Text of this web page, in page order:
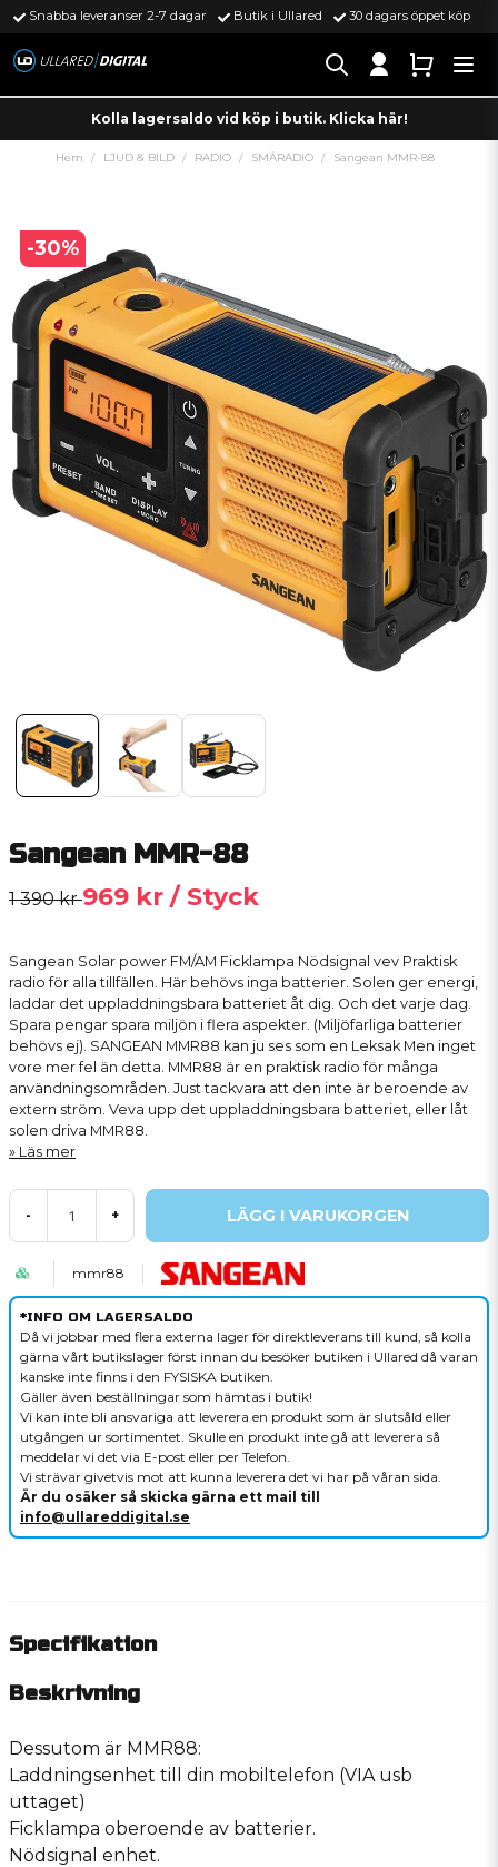
Snabba leveranser 2-7 dagar Butik i Ullared 30 dagars öppet köp
Kolla lagersaldo vid köp i butik. Klicka här!
Hem LJUD & BILD RADIO SMÅRADIO Sangean MMR-88
-30%
Sangean MMR-88
1 390 kr969 kr / Styck
Sangean Solar power FM/AM Ficklampa Nödsignal vev Praktisk
radio för alla tillfällen. Här behövs inga batterier. Solen ger energi,
laddar det uppladdningsbara batteriet åt dig. Och det varje dag.
Spara pengar spara miljön i flera aspekter. (Miljöfarliga batterier
behövs ej). SANGEAN MMR88 kan ju ses som en Leksak Men inget
vore mer fel än detta. MMR88 är en praktisk radio för många
användningsområden. Just tackvara att den inte är beroende av
extern ström. Veva upp det uppladdningsbara batteriet, eller låt
solen driva MMR88.
Läs mer
- + LÄGG I VARUKORGEN
mmr88
*INFO OM LAGERSALDO
Då vi jobbar med flera externa lager för direktleverans till kund, så kolla
gärna vårt butikslager först innan du besöker butiken i Ullared då varan
kanske inte finns i den FYSISKA butiken.
Gäller även beställningar som hämtas i butik!
Vi kan inte bli ansvariga att leverera en produkt som är slutsåld eller
utgången ur sortimentet. Skulle en produkt inte gå att leverera så
meddelar vi det via E-post eller per Telefon.
Vi strävar givetvis mot att kunna leverera det vi har på våran sida.
Är du osäker så skicka gärna ett mail till
info@ullareddigital.se
Beskrivning
Dessutom är MMR88:
Laddningsenhet till din mobiltelefon (VIA usb
uttaget)
Ficklampa oberoende av batterier.
Nödsignal enhet.
Specifikation